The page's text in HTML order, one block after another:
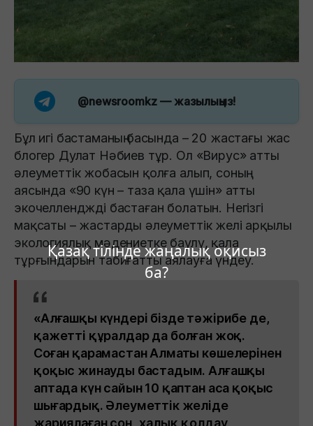
Қазақ тілінде жаңалық оқисыз
ба?
@newsroomkz — жазылыңыз!
Бұл игі бастаманың басында – 20 жастағы жас
блогер Дулат Нәбиев тұр. Ол «Вирус» атты
әлеуметтік жобасын қолға алып, соның
аясында «90 күн – таза қала үшін» атты
экочелленджді бастаған болатын. Негізгі
мақсаты – жастарды әлеуметтік желі арқылы
экологиялық мәдениетке баулу, қала
тұрғындарын табиғатты аялауға үндеу.
«Алғашқы күндері бізде тәжірибе де,
қажетті құралдар да болған жоқ.
Соған қарамастан Алматы көшелерінен
қоқыс жинауды бастадым. Алғашқы
аптада күн сайын 10 қаптан аса қоқыс
шығардық. Әлеуметтік желіде
жариялаған соң, халық қолдау